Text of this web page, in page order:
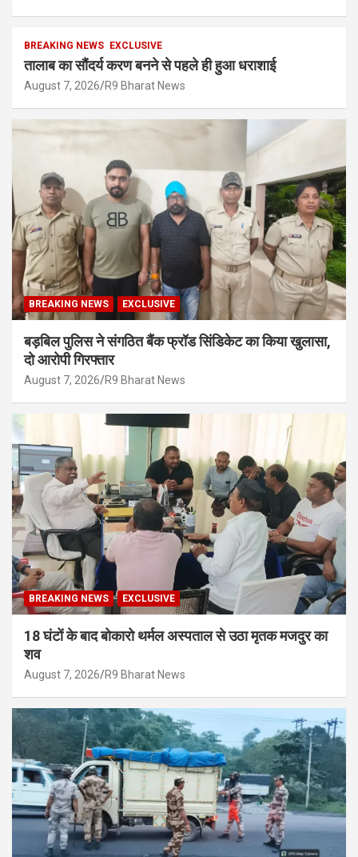
BREAKING NEWS EXCLUSIVE
तालाब का सौंदर्य करण बनने से पहले ही हुआ धराशाई
August 7, 2026 R9 Bharat News
BREAKING NEWS EXCLUSIVE
बड़बिल पुलिस ने संगठित बैंक फ्रॉड सिंडिकेट का किया खुलासा,
दो आरोपी गिरफ्तार
August 7, 2026 R9 Bharat News
BREAKING NEWS EXCLUSIVE
18 घंटों के बाद बोकारो थर्मल अस्पताल से उठा मृतक मजदुर का
शव
August 7, 2026 R9 Bharat News